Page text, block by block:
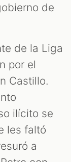
de
de la Liga
por el
Castillo.
ilícito se
les faltó
a